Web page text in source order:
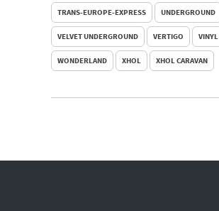
TRANS-EUROPE-EXPRESS UNDERGROUND
VELVET UNDERGROUND VERTIGO VINYL
WONDERLAND XHOL XHOL CARAVAN